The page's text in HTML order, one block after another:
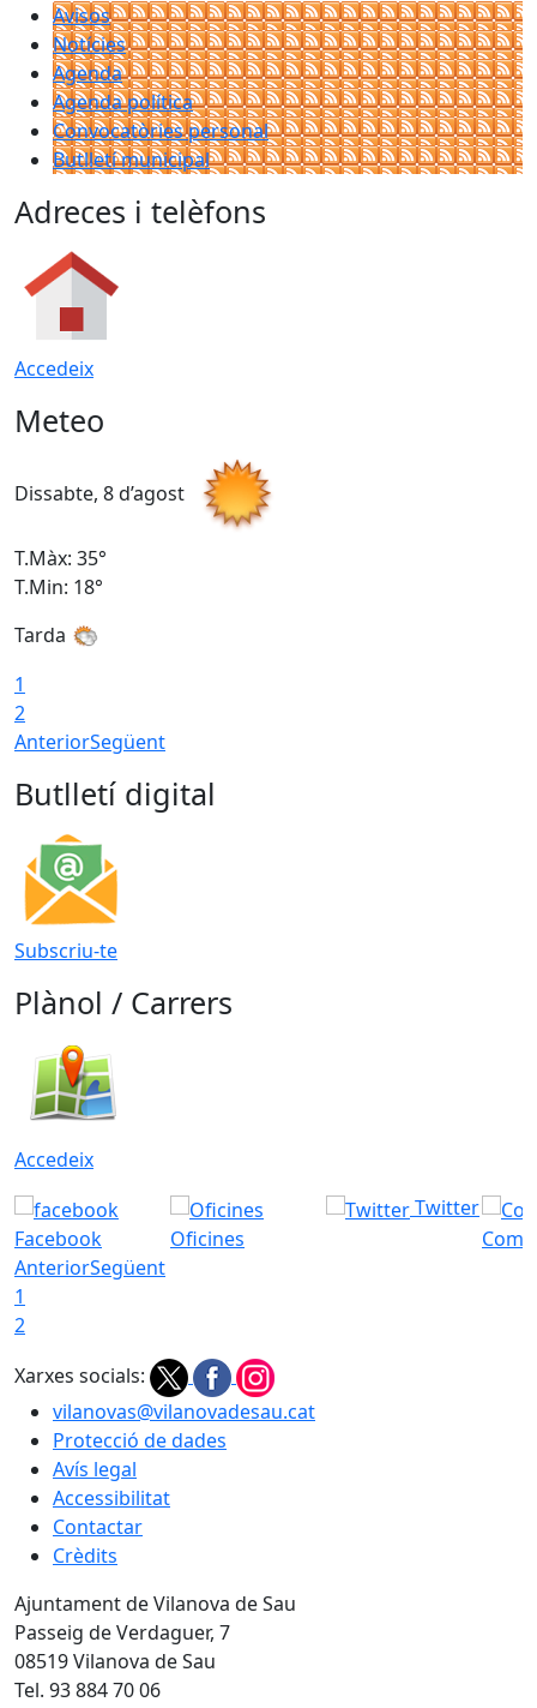
Avisos
Notícies
Agenda
Agenda política
Convocatòries personal
Butlletí municipal
Adreces i telèfons
Accedeix
Meteo
Dissabte, 8 d’agost
T.Màx: 35°
T.Min: 18°
Tarda
1
2
AnteriorSegüent
Butlletí digital
Subscriu-te
Plànol / Carrers
Accedeix
Facebook Oficines
Twitter
Com
AnteriorSegüent
1
2
Xarxes socials:
vilanovas@vilanovadesau.cat
Protecció de dades
Avís legal
Accessibilitat
Contactar
Crèdits
Ajuntament de Vilanova de Sau
Passeig de Verdaguer, 7
08519 Vilanova de Sau
Tel. 93 884 70 06